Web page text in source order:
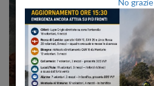
No grazie